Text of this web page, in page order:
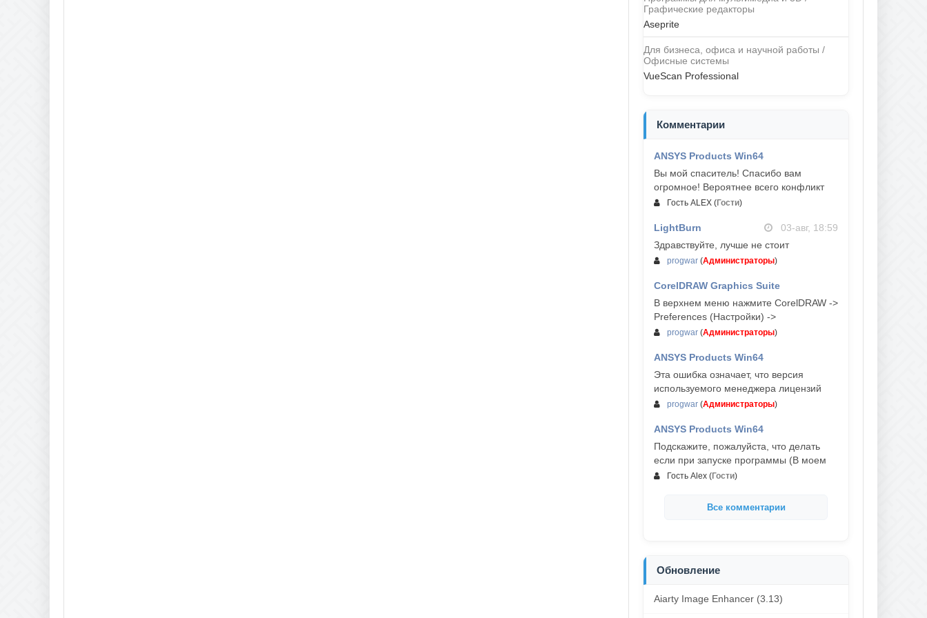
Графические редакторы
Aseprite
Для бизнеса, офиса и научной работы /
Офисные системы
VueScan Professional
Комментарии
ANSYS Products Win64
Вы мой спаситель! Спасибо вам
огромное! Вероятнее всего конфликт
Гость ALEX (Гости)
LightBurn
03-авг, 18:59
Здравствуйте, лучше не стоит
progwar (Администраторы)
CorelDRAW Graphics Suite
03-авг, 18:58
В верхнем меню нажмите CorelDRAW ->
Preferences (Настройки) ->
progwar (Администраторы)
ANSYS Products Win64
Эта ошибка означает, что версия
используемого менеджера лицензий
progwar (Администраторы)
ANSYS Products Win64
Подскажите, пожалуйста, что делать
если при запуске программы (В моем
Гость Alex (Гости)
Все комментарии
Обновление
Aiarty Image Enhancer (3.13)